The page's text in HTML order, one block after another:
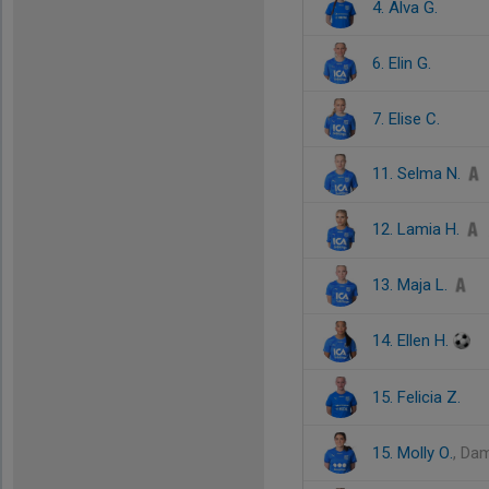
4. Alva G.
6. Elin G.
7. Elise C.
11. Selma N.
12. Lamia H.
13. Maja L.
14. Ellen H.
15. Felicia Z.
15. Molly O.,